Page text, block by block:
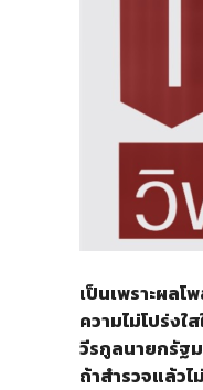
เป็นเพราะผล
ความไม่โปร่ง
วีรกูลนายกรัฐ
ถ้าสำรวจแล้ว